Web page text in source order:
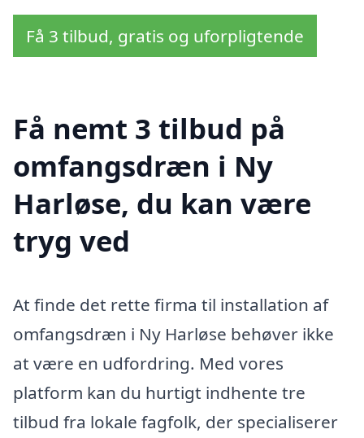
Få 3 tilbud, gratis og uforpligtende
Få nemt 3 tilbud på
omfangsdræn i Ny
Harløse, du kan være
tryg ved
At finde det rette firma til installation af
omfangsdræn i Ny Harløse behøver ikke
at være en udfordring. Med vores
platform kan du hurtigt indhente tre
tilbud fra lokale fagfolk, der specialiserer